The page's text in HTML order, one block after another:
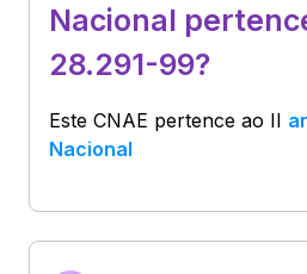
Nacional
28.291-99?
Este CNAE pertence ao II
Nacional